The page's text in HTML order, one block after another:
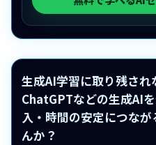
生成AI学習に取り残さ
ChatGPTなどの生成AI
入・時間の安定につな
んか？